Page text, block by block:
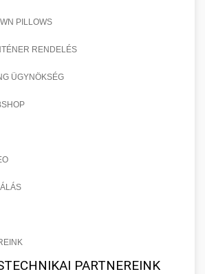
PILLOWS
RENDELÉS
ÜGYNÖKSÉG
PARTNEREINK